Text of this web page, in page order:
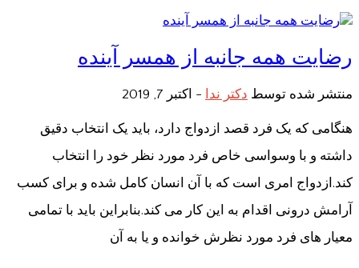
رضایت همه جانبه از همسر آینده
منتشر شده توسط دکتر ندا - اکتبر 7, 2019
هنگامی که یک فرد قصد ازدواج دارد، باید یک انتخاب دقیق
داشته و با وسواسی خاص فرد مورد نظر خود را انتخاب
کند.ازدواج امری است که با آن انسان کامل شده و برای کسب
آرامش درونی اقدام به این کار می کند.بنابراین باید با تمامی
معیار های فرد مورد نظرش خوانده و یا به آن